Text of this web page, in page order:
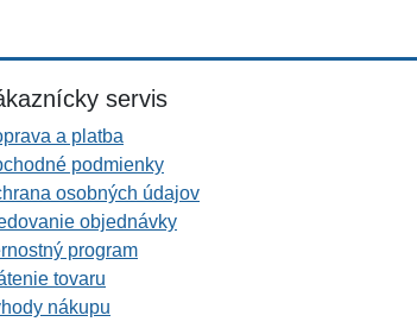
servis
a platba
podmienky
osobných údajov
objednávky
program
tovaru
nákupu